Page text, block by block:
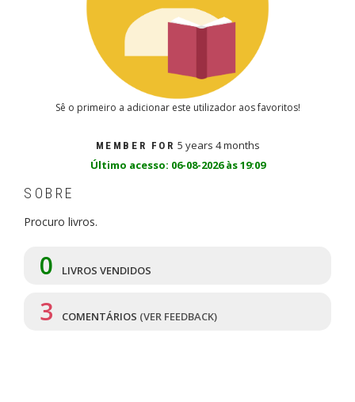
Sê o primeiro a adicionar este utilizador aos favoritos!
MEMBER FOR 5 years 4 months
Último acesso: 06-08-2026 às 19:09
SOBRE
Procuro livros.
0 LIVROS VENDIDOS
3 COMENTÁRIOS (VER FEEDBACK)